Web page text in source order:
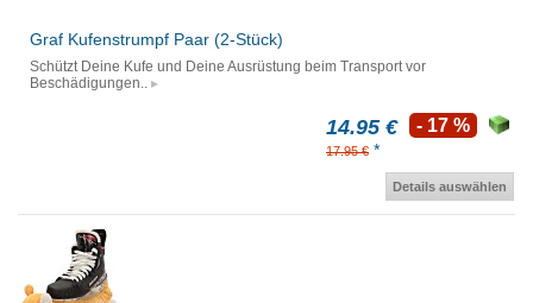
Graf Kufenstrumpf Paar (2-Stück)
Schützt Deine Kufe und Deine Ausrüstung beim Transport vor
Beschädigungen..
14.95 €
17.95 € *
- 17 %
Details auswählen